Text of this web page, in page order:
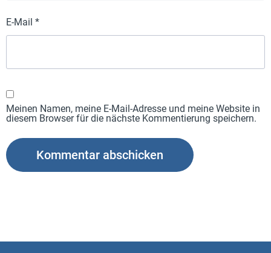
E-Mail *
Meinen Namen, meine E-Mail-Adresse und meine Website in
diesem Browser für die nächste Kommentierung speichern.